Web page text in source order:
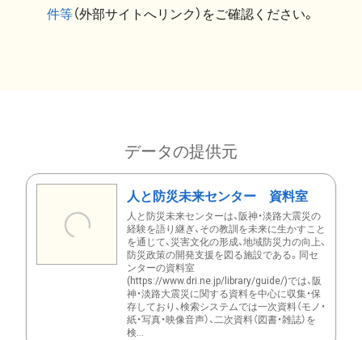
件等（外部サイトへリンク）をご確認ください。
データの提供元
人と防災未来センター 資料室
人と防災未来センターは、阪神・淡路大震災の
経験を語り継ぎ、その教訓を未来に生かすこと
を通じて、災害文化の形成、地域防災力の向上、
防災政策の開発支援を図る施設である。同セ
ンターの資料室
(https://www.dri.ne.jp/library/guide/)では、阪
神・淡路大震災に関する資料を中心に収集・保
存しており、検索システムでは一次資料（モノ・
紙・写真・映像音声）、二次資料（図書・雑誌）を
検...